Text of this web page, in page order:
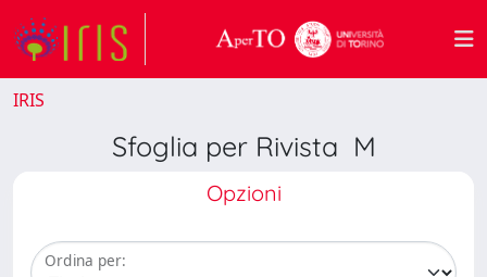
IRIS
Sfoglia per Rivista M
Opzioni
Ordina per: